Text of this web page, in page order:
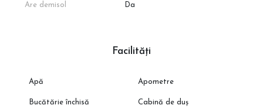
Are demisol Da
Facilități
Apă Apometre
Bucătărie închisă Cabină de duș